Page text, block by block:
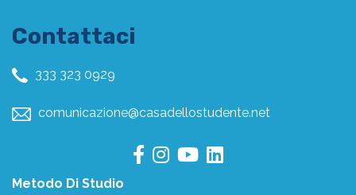
Contattaci
333 323 0929
comunicazione@casadellostudente.net
Metodo Di Studio